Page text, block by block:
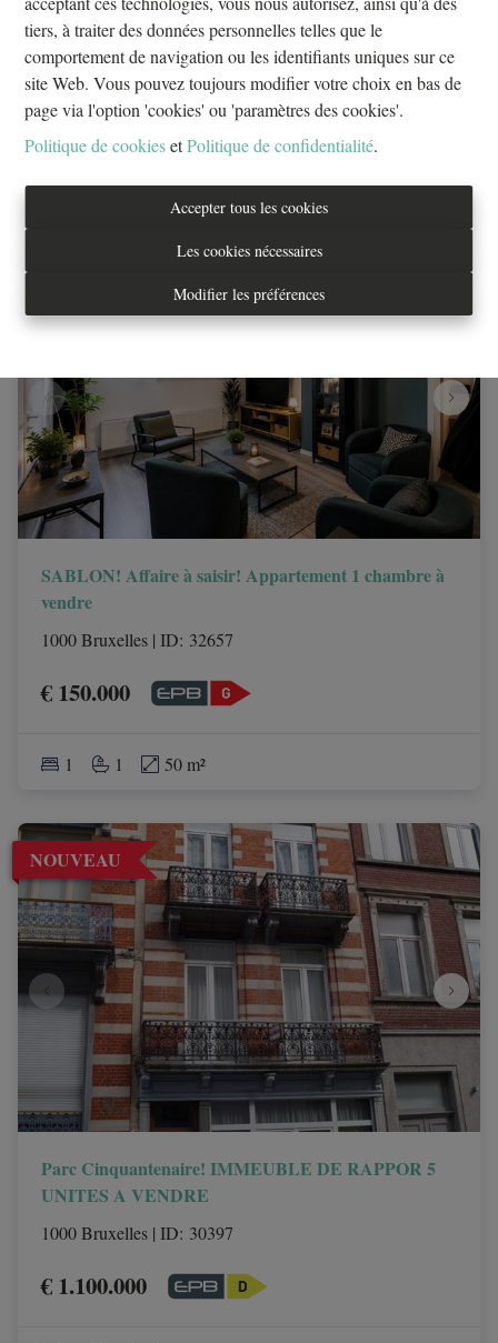
tiers, à traiter des données personnelles telles que le
comportement de navigation ou les identifiants uniques sur ce
site Web. Vous pouvez toujours modifier votre choix en bas de
page via l'option 'cookies' ou 'paramètres des cookies'.
Politique de cookiesetPolitique de confidentialité.
Accepter tous les cookies
Les cookies nécessaires
Modifier les préférences
vendre
1000 Bruxelles ID: 32659
€ 155.000
SABLON! Affaire à saisir! Appartement 1 chambre à
vendre
1000 Bruxelles | ID: 32657
€ 150.000
1 1 50 m²
NOUVEAU
Parc Cinquantenaire! IMMEUBLE DE RAPPOR 5
UNITES A VENDRE
1000 Bruxelles | ID: 30397
€ 1.100.000